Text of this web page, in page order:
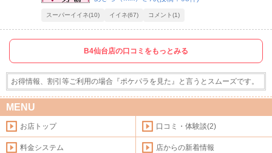
スーパーイイネ(10) イイネ(67) コメント(1)
B4仙台店の口コミをもっとみる
お得情報、割引等ご利用の場合『ポケパラを見た』と言うとスムーズです。
MENU
お店トップ 口コミ・体験談(2)
料金システム 店からの新着情報
沖縄 全国TOP